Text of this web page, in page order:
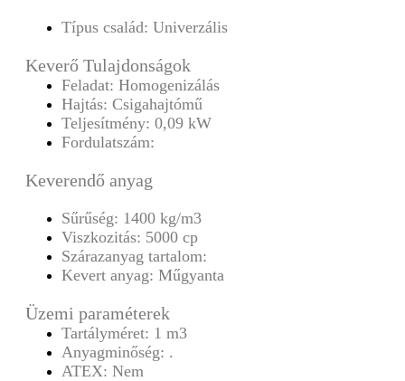
Típus család: Univerzális
Keverő Tulajdonságok
Feladat: Homogenizálás
Hajtás: Csigahajtómű
Teljesítmény: 0,09 kW
Fordulatszám:
Keverendő anyag
Sűrűség: 1400 kg/m3
Viszkozitás: 5000 cp
Szárazanyag tartalom:
Kevert anyag: Műgyanta
Üzemi paraméterek
Tartályméret: 1 m3
Anyagminőség: .
ATEX: Nem